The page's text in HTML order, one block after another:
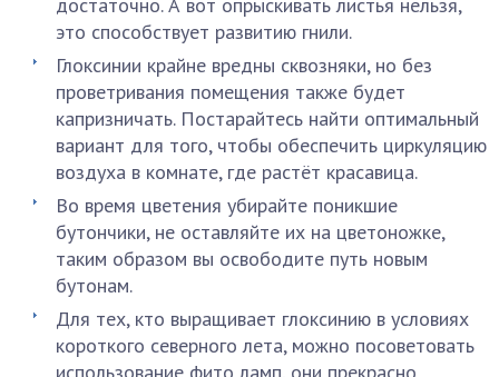
это способствует развитию гнили.
Глоксинии крайне вредны сквозняки, но без
проветривания помещения также будет
капризничать. Постарайтесь найти оптимальный
вариант для того, чтобы обеспечить циркуляцию
воздуха в комнате, где растёт красавица.
Во время цветения убирайте поникшие
бутончики, не оставляйте их на цветоножке,
таким образом вы освободите путь новым
бутонам.
Для тех, кто выращивает глоксинию в условиях
короткого северного лета, можно посоветовать